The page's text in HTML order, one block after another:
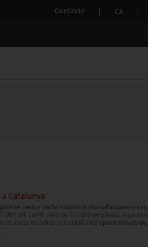
Contacte . Obre en una
CA
Catalunya
primer sector de la indústria manufacturera
M€ i amb més de 177.000 empleats. Aquest
repassa les xifres principals i les oportunitats de